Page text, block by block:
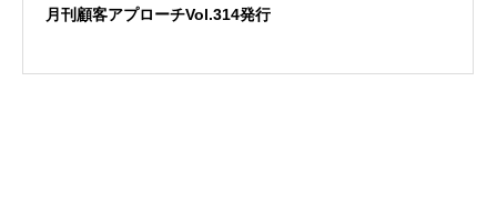
月刊顧客アプローチVol.314発行